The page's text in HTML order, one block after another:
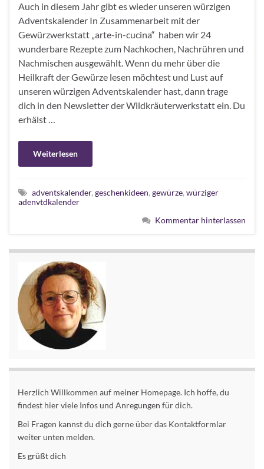
Auch in diesem Jahr gibt es wieder unseren würzigen
Adventskalender In Zusammenarbeit mit der
Gewürzwerkstatt „arte-in-cucina“ haben wir 24
wunderbare Rezepte zum Nachkochen, Nachrühren und
Nachmischen ausgewählt. Wenn du mehr über die
Heilkraft der Gewürze lesen möchtest und Lust auf
unseren würzigen Adventskalender hast, dann trage
dich in den Newsletter der Wildkräuterwerkstatt ein. Du
erhälst …
Weiterlesen
adventskalender, geschenkideen, gewürze, würziger
adenvtdkalender
Kommentar hinterlassen
Herzlich Willkommen auf meiner Homepage. Ich hoffe, du
findest hier viele Infos und Anregungen für dich.
Bei Fragen kannst du dich gerne über das Kontaktformlar
weiter unten melden.
Es grüßt dich